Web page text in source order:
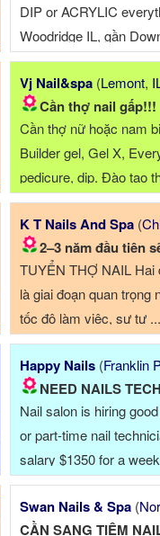
DIP or ACRYLIC
Woodridge IL, gần
… khu mỹ trắng 80%,
Vj Nail&spa (Lemont,
Cần thợ nail gấp!!!
Cần thợ nữ hoặc nam
Builder gel, Gel X,
pedicure, dip. Đào tạo
K T Nails And Spa (
2–3 năm đầu tiên sẽ
TUYỂN THỢ NAIL Hai
là giai đoạn quan trọng
tốc độ làm việc, sự tự ...
Happy Nails (Franklin
NEED NAILS
Nail salon is hiring
or part-time nail
salary $1350 for a
up tip for 6 days.
nail đang cầ...
Swan Nails & Spa (
CẦN SANG TIỆM